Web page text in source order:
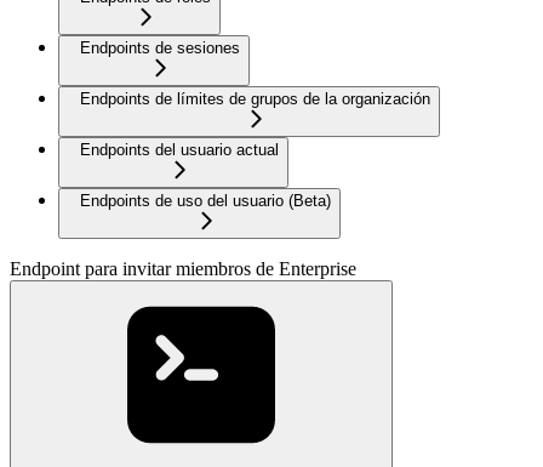
Endpoints de sesiones
Endpoints de límites de grupos de la organización
Endpoints del usuario actual
Endpoints de uso del usuario (Beta)
Endpoint para invitar miembros de Enterprise